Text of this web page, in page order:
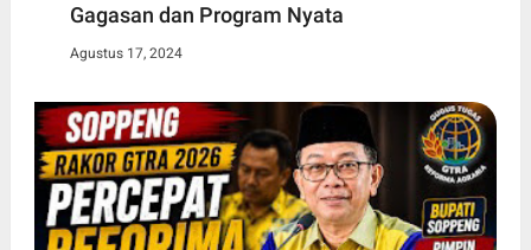
Gagasan dan Program Nyata
Agustus 17, 2024